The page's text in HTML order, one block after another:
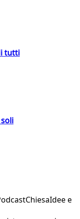
tutti
ChiesaIdee e